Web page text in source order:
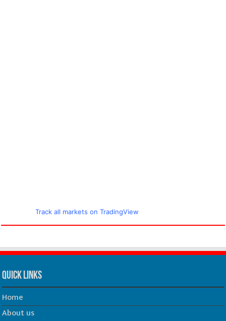
Track all markets on TradingView
Quick Links
Home
About us